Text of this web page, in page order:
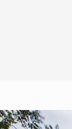
1662SMC